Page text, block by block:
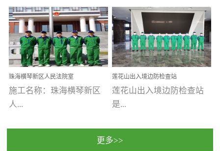
求。资质优势团队优势分
支优势优吸环保是一棵正
茁壮成长的树，只要我们
人人都爱护她、珍惜她、
她将越来越枝繁叶茂，终
将会成为一棵参天大树！
优吸环保截止2020年拥有
全国600家网点分支机构。
【东莞美豪雅致酒店】室
内空气治理项目东莞美豪
雅致酒店 东莞美豪雅
致酒店是为中高端人士...
学广州校区室内空气治
理 工程案例地址：广
州南沙区·香港科技大学(广
州)校区 工程案...
珠海横琴新区人民法院室
内除甲醛空气治理项目
施工名称：珠海横琴新区
人...
民法院室内除甲醛空气治
莲花山出入境边防检查站
室内除甲醛空气治理项目
莲花山出入境边防检查站
是...
国家通过设在对外开放口
更多>>